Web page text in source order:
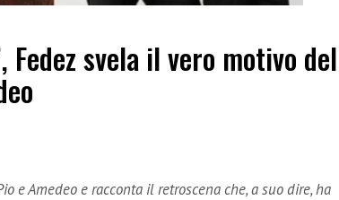
svela il vero motivo del
e Amedeo e racconta il retroscena che, a suo dire, ha